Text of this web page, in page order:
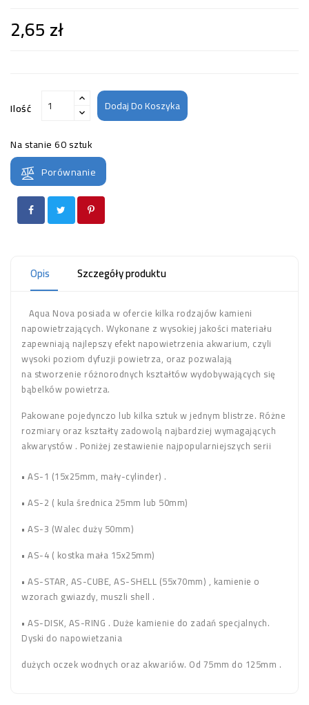
2,65 zł
Ilość Dodaj Do Koszyka
Na stanie60 sztuk
Porównanie
Opis Szczegóły produktu
Aqua Nova posiada w ofercie kilka rodzajów kamieni
napowietrzających. Wykonane z wysokiej jakości materiału
zapewniają najlepszy efekt napowietrzenia akwarium, czyli
wysoki poziom dyfuzji powietrza, oraz pozwalają
na stworzenie różnorodnych kształtów wydobywających się
bąbelków powietrza.
Pakowane pojedynczo lub kilka sztuk w jednym blistrze. Różne
rozmiary oraz kształty zadowolą najbardziej wymagających
akwarystów . Poniżej zestawienie najpopularniejszych serii
• AS-1 (15x25mm, mały-cylinder) .
• AS-2 ( kula średnica 25mm lub 50mm)
• AS-3 (Walec duży 50mm)
• AS-4 ( kostka mała 15x25mm)
• AS-STAR, AS-CUBE, AS-SHELL (55x70mm) , kamienie o
wzorach gwiazdy, muszli shell .
• AS-DISK, AS-RING . Duże kamienie do zadań specjalnych.
Dyski do napowietzania
dużych oczek wodnych oraz akwariów. Od 75mm do 125mm .